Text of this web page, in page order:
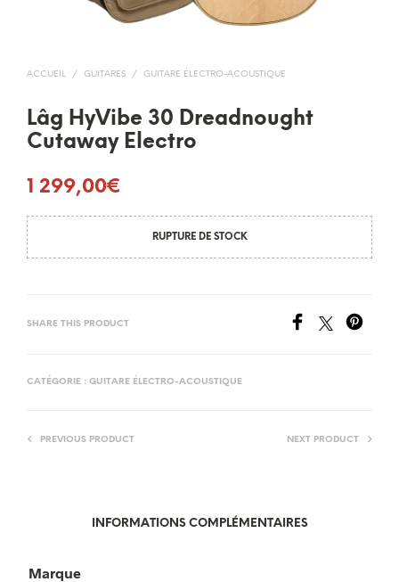
ACCUEIL / GUITARES / GUITARE ÉLECTRO-ACOUSTIQUE
Lâg HyVibe 30 Dreadnought
Cutaway Electro
1 299,00€
RUPTURE DE STOCK
SHARE THIS PRODUCT
CATÉGORIE : GUITARE ÉLECTRO-ACOUSTIQUE
PREVIOUS PRODUCT NEXT PRODUCT
INFORMATIONS COMPLÉMENTAIRES
Marque